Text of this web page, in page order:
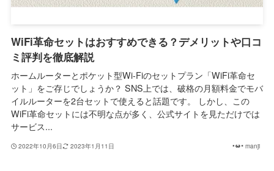
WiFi革命セットはおすすめできる？デメリットや口コ
ミ評判を徹底解説
ホームルーターとポケット型Wi-Fiのセットプラン「WiFi革命セ
ット」をご存じでしょうか？ SNS上では、破格の月額料金でモバ
イルルーターを2台セットで使えると話題です。 しかし、この
WiFi革命セットには不明な点が多く、公式サイトを見ただけでは
サービス...
2022年10月6日 2023年1月11日 manji